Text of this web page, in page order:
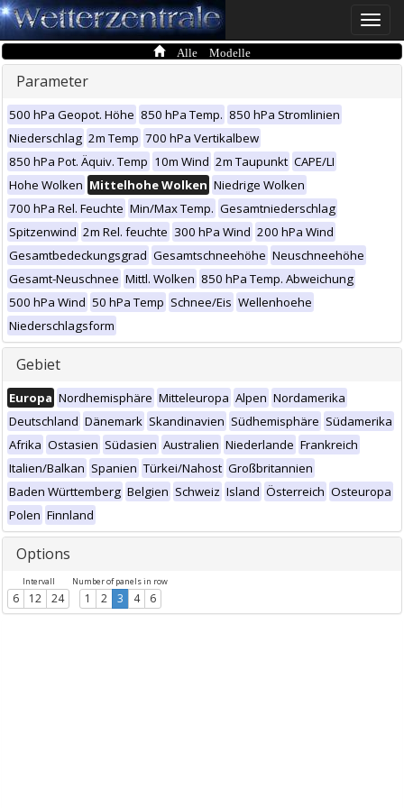
Toggle
Alle Modelle
Parameter
500 hPa Geopot. Höhe 850 hPa Temp. 850 hPa Stromlinien
Niederschlag 2m Temp 700 hPa Vertikalbew
850 hPa Pot. Äquiv. Temp 10m Wind 2m Taupunkt CAPE/LI
Hohe Wolken Mittelhohe Wolken Niedrige Wolken
700 hPa Rel. Feuchte Min/Max Temp. Gesamtniederschlag
Spitzenwind 2m Rel. feuchte 300 hPa Wind 200 hPa Wind
Gesamtbedeckungsgrad Gesamtschneehöhe Neuschneehöhe
Gesamt-Neuschnee Mittl. Wolken 850 hPa Temp. Abweichung
500 hPa Wind 50 hPa Temp Schnee/Eis Wellenhoehe
Niederschlagsform
Gebiet
Europa Nordhemisphäre Mitteleuropa Alpen Nordamerika
Deutschland Dänemark Skandinavien Südhemisphäre Südamerika
Afrika Ostasien Südasien Australien Niederlande Frankreich
Italien/Balkan Spanien Türkei/Nahost Großbritannien
Baden Württemberg Belgien Schweiz Island Österreich Osteuropa
Polen Finnland
Options
Intervall
6 12 24
Number of panels in row
1 2 3 4 6